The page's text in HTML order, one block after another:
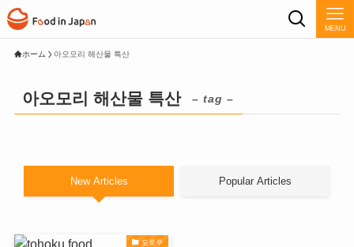
MENU
ホーム 아오모리 해산물 특산
아오모리 해산물 특산 – tag –
New Articles Popular Articles
도호쿠